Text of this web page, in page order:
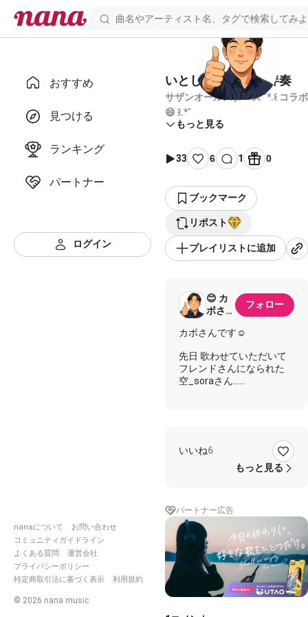
おすすめ
見つける
ランキング
パートナー
ログイン
nanaについて
お問い合わせ
コミュニティガイドライン
よくある質問
運営会社
プライバシーポリシー
特定商取引法に基づく表示
利用規約
© 2026 nana music
いとしのエリー 🎹伴奏
サザンオールスターズ ˚*.꒰ コラボ
😄 ꒱.*˚
もっと見る
33 6 1 0
ブックマーク
リポスト
プレイリストに追加
😊 カ
ボさん
ても毎
歩…
フォロー
カボさんです☺️
先日 歌わせていただいて
フレンドさんになられた
空_soraさん…
宜しくお願い致します
#桑田佳祐#Sora伴奏
は一休み
#カボさん
いいね6
もっと見る
パートナー広告